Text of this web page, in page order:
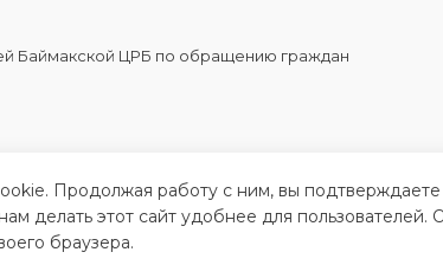
Баймакской ЦРБ по обращению граждан
Продолжая работу с ним, вы
делать этот сайт удобнее для
браузера.